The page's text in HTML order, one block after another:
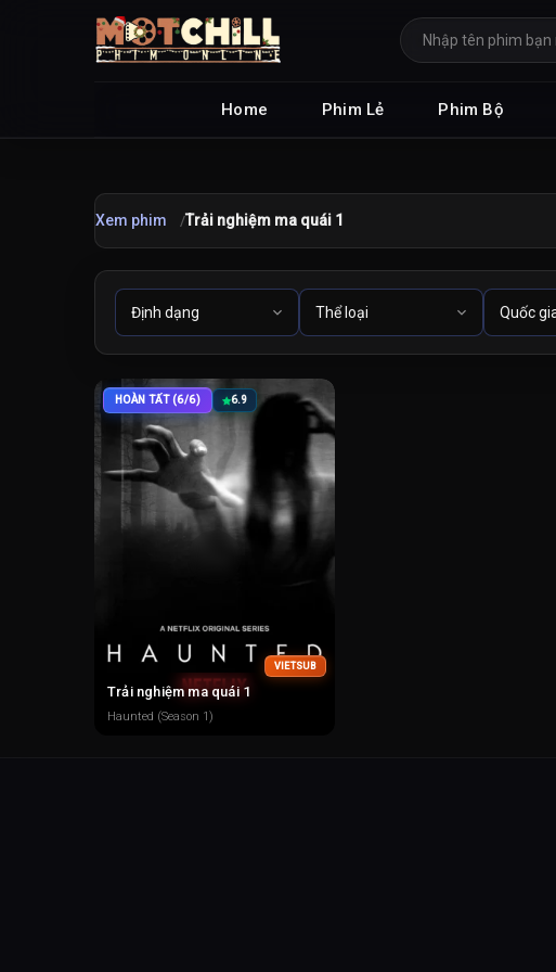
Home Phim Lẻ Phim Bộ
Xem phim Trải nghiệm ma quái 1
HOÀN TẤT (6/6) 6.9
VIETSUB
Trải nghiệm ma quái 1
Haunted (Season 1)